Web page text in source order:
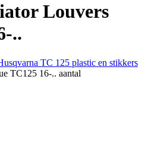
Louvers
..
TC 125 plastic en stikkers
TC125 16-.. aantal